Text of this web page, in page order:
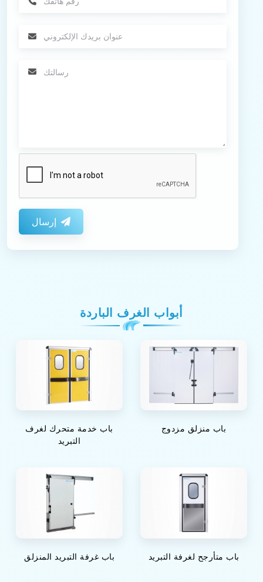
إرسال
أبواب الغرف الباردة
باب خدمة متحرك لغرف
التبريد
باب منزلق مزدوج
باب غرفة التبريد المنزلق باب متأرجح لغرفة التبريد